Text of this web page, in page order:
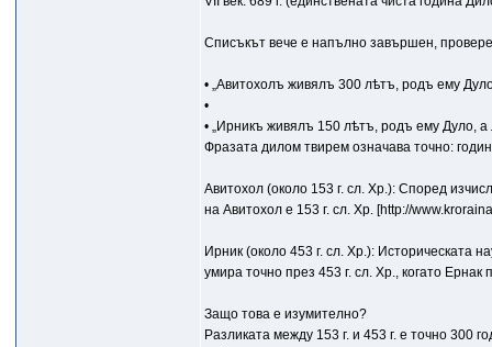
Списъкът вече е напълно завършен,
• „Авитохолъ живялъ 300 лѣтъ, родъ ему
•
• „Ирникъ живялъ 150 лѣтъ, родъ ему Дуло,
Фразата дилом твирем означава точно:
Авитохол (около 153 г. сл. Хр.): Според
на Авитохол е 153 г. сл. Хр. [http://
Ирник (около 453 г. сл. Хр.): Историческата
умира точно през 453 г. сл. Хр., когато
Защо това е изумително?
Разликата между 153 г. и 453 г. е точно 300